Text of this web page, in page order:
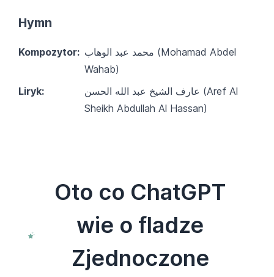
Hymn
Kompozytor: محمد عبد الوهاب‎ (Mohamad Abdel
Wahab)
Liryk:
عارف الشيخ عبد الله الحسن (Aref Al
Sheikh Abdullah Al Hassan)
Oto co ChatGPT
wie o fladze
Zjednoczone